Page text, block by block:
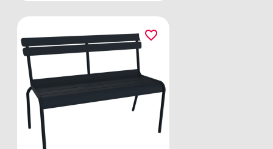
favorite_border